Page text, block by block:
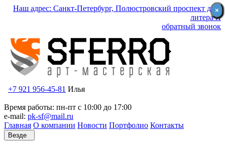
Наш адрес: Санкт-Петербург, Полюстровский проспект д.59
литера Я
обратный звонок
+7 921 956-45-81 Илья
Время работы: пн-пт с 10:00 до 17:00
e-mail: pk-sf@mail.ru
Главная О компании Новости Портфолио Контакты
Везде
×
×